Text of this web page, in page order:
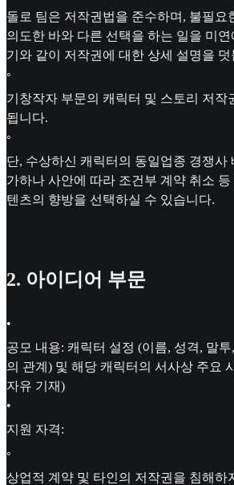
돌로 팀은 저작권법을 준수하며, 불필요
의도한 바와 다른 선택을 하는 일을 미
기와 같이 저작권에 대한 상세 설명을 덧
◦
기창작자 부문의 캐릭터 및 스토리 저작
됩니다.
◦
단, 수상하신 캐릭터의 동일업종 경쟁사
가하나 사안에 따라 조건부 계약 취소
텐츠의 향방을 선택하실 수 있습니다.
2. 아이디어 부문
•
공모 내용: 캐릭터 설정 (이름, 성격, 말
의 관계) 및 해당 캐릭터의 서사상 주요
자유 기재)
•
지원 자격:
◦
상업적 계약 및 타인의 저작권을 침해하